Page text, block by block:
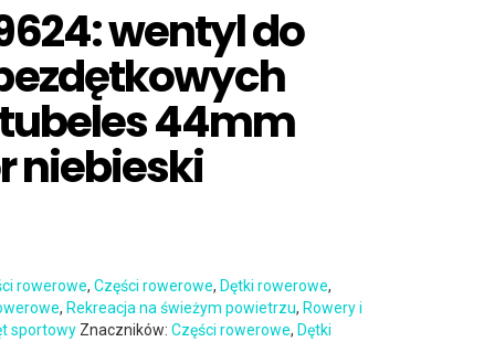
wentyl do
44mm
niebieski
rowerowe,Części rowerowe, Dętki rowerowe,
, Rekreacja na świeżym powietrzu, Rowery i
sportowy Znaczników:Części rowerowe, Dętki